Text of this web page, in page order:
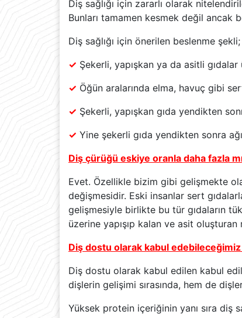
Diş sağlığı için zararlı olarak
Bunları tamamen kesmek değil
Diş sağlığı için önerilen beslenme şekli;
✓ Şekerli, yapışkan ya da asitli
✓ Öğün aralarında elma, havuç gibi
✓ Şekerli, yapışkan gıda yendikten
✓ Yine şekerli gıda yendikten sonra
Diş çürüğü eskiye oranla daha fazla
Evet. Özellikle bizim gibi gelişmekte
değişmesidir. Eski insanlar sert
gelişmesiyle birlikte bu tür gıdaların
üzerine yapışıp kalan ve asit
Diş dostu olarak kabul
Diş dostu olarak kabul edilen kabul
dişlerin gelişimi sırasında, hem de
Yüksek protein içeriğinin yanı sıra diş